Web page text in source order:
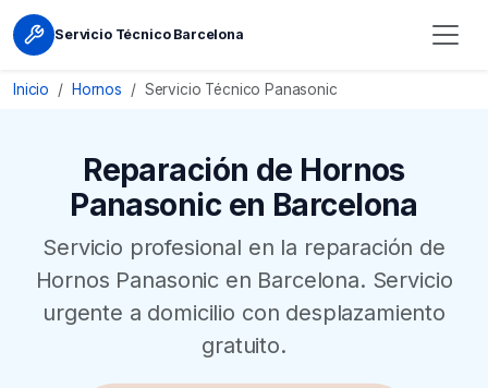
Servicio Técnico Barcelona
Inicio Hornos Servicio Técnico Panasonic
Reparación de Hornos
Panasonic en Barcelona
Servicio profesional en la reparación de
Hornos Panasonic en Barcelona. Servicio
urgente a domicilio con desplazamiento
gratuito.